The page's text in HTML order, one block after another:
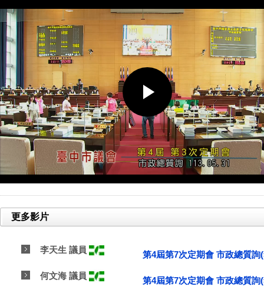
更多影片
李天生 議員 第4屆第7次定期會 市政總質
何文海 議員 第4屆第7次定期會 市政總質